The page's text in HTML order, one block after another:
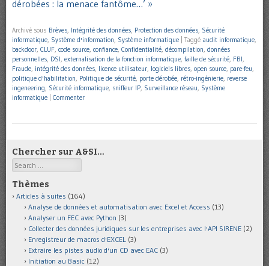
dérobées : la menace fantôme…’ »
Archivé sous Brèves, Intégrité des données, Protection des données, Sécurité
informatique, Système d'information, Système informatique Taggé audit informatique,
backdoor, CLUF, code source, confiance, Confidentialité, décompilation, données
personnelles, DSI, externalisation de la fonction informatique, faille de sécurité, FBI,
Fraude, intégrité des données, licence utilisateur, logiciels libres, open source, pare-feu,
politique d'habilitation, Politique de sécurité, porte dérobée, rétro-ingénierie, reverse
ingeneering, Sécurité informatique, sniffeur IP, Surveillance réseau, Système
informatique
Commenter
Chercher sur A&SI…
Search
Thèmes
Articles à suites (164)
Analyse de données et automatisation avec Excel et Access (13)
Analyser un FEC avec Python (3)
Collecter des données juridiques sur les entreprises avec l'API SIRENE (2)
Enregistreur de macros d'EXCEL (3)
Extraire les pistes audio d'un CD avec EAC (3)
Initiation au Basic (12)